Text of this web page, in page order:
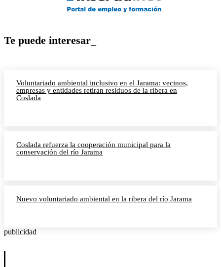
Te puede interesar_
Voluntariado ambiental inclusivo en el Jarama: vecinos,
empresas y entidades retiran residuos de la ribera en
Coslada
Coslada refuerza la cooperación municipal para la
conservación del río Jarama
Nuevo voluntariado ambiental en la ribera del río Jarama
publicidad